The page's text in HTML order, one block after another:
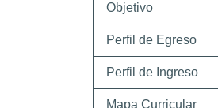
Objetivo
Perfil de Egreso
Perfil de Ingreso
Mapa Curricular